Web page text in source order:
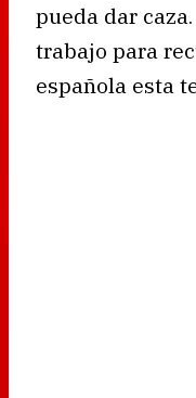
pueda dar
trabajo para
española esta